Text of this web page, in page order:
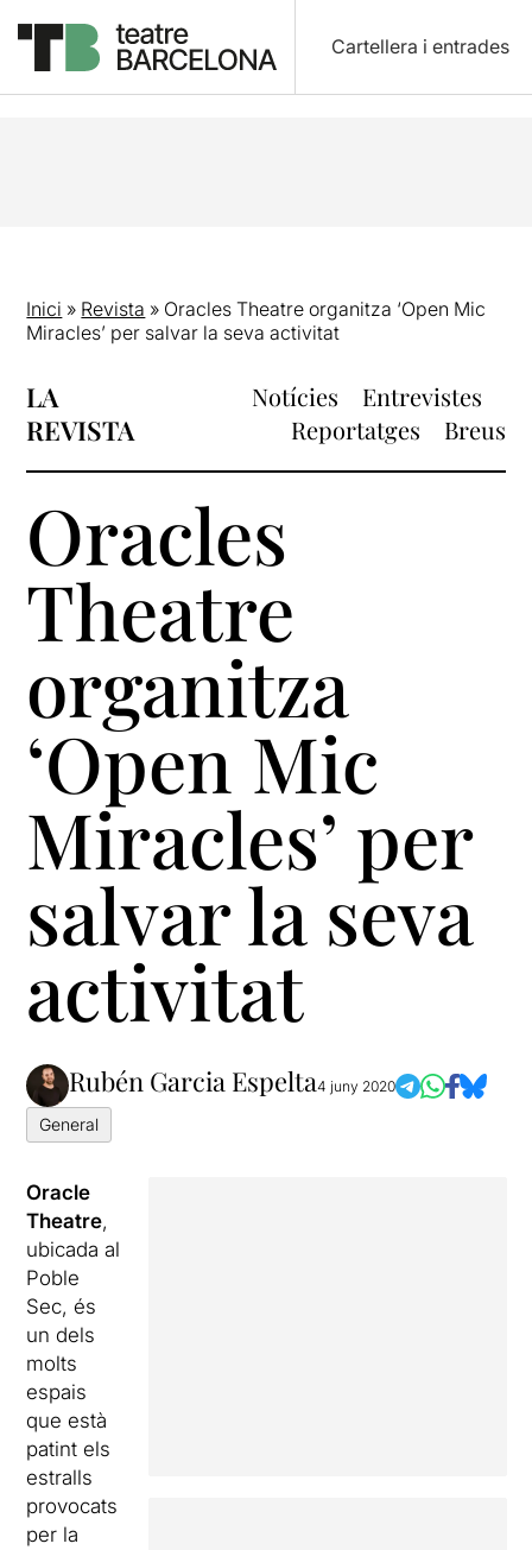
Cartellera i entrades
Inici » Revista » Oracles Theatre organitza ‘Open Mic
Miracles’ per salvar la seva activitat
LA
REVISTA
Notícies
Entrevistes
Reportatges
Breus
Oracles
Theatre
organitza
‘Open Mic
Miracles’ per
salvar la seva
activitat
Rubén Garcia Espelta4 juny 2020
General
Oracle
Theatre,
ubicada al
Poble
Sec, és
un dels
molts
espais
que està
patint els
estralls
provocats
per la